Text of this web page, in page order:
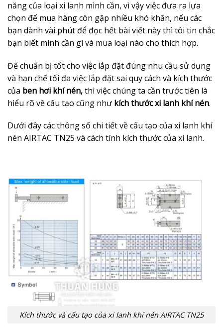
năng của loại xi lanh mình cần, vì vậy việc đưa ra lựa
chọn để mua hàng còn gặp nhiều khó khăn, nếu các
bạn dành vài phút để đọc hết bài viết này thì tôi tin chắc
bạn biết mình cần gì và mua loại nào cho thích hợp.
Để chuẩn bị tốt cho việc lắp đặt đúng nhu cầu sử dụng
và hạn chế tối đa việc lắp đặt sai quy cách và kích thước
của ben hơi khí nén,thì việc chúng ta cần trước tiên là
hiểu rõ về cấu tạo cũng như kích thước xi lanh khí nén.
Dưới đây các thông số chi tiết về cấu tạo của xi lanh khí
nén AIRTAC TN25 và cách tính kích thước của xi lanh.
Kích thước và cấu tạo của xi lanh khí nén AIRTAC TN25